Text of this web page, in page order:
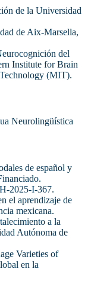
de la Universidad
de Aix-Marsella,
del
Institute for Brain
(MIT).
Neurolingüística
de español y
2025-I-367.
el aprendizaje de
mexicana.
a la
Autónoma de
Varieties of
en la